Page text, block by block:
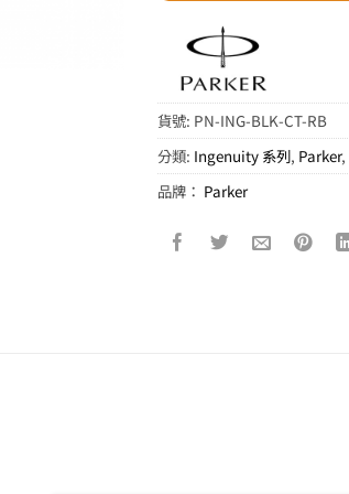
貨號: PN-ING-BLK-CT-RB
分類: Ingenuity 系列, Parker,
品牌： Parker